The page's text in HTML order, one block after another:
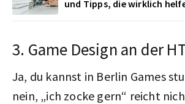
und Tipps, die wirklich
3. Game Design an der
Ja, du kannst in Berlin Games
nein, „ich zocke gern“ reicht